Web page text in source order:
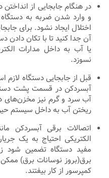
و وارد شدن ضربه به دستگاه
اختلال ایجاد نشود. برای
آن جدا کنید تا با تکان دادن
یا آب به داخل مدارات
نسوزد.
قبل از جابجایی دستگاه لازم
آبسردکن در قسمت پشت
آب سرد و گرم نیز مخزن‌های
ریختن آب به داخل سیستم
اتصالات برقی آبسردکن
الکتریکی احتیاج به یک
مفید دستگاه تضمین شود
برق(بروز نوسانات برق)
کمپرسور از کار بیفتند.